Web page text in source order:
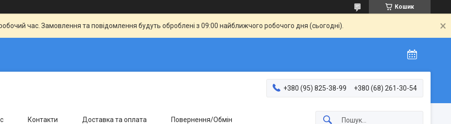
Кошик
час. Замовлення та повідомлення будуть оброблені з 09:00 найближчого робочого дня (сьогодні).
+380 (95) 825-38-99 +380 (68) 261-30-54
Контакти Доставка та оплата Повернення/Обмін